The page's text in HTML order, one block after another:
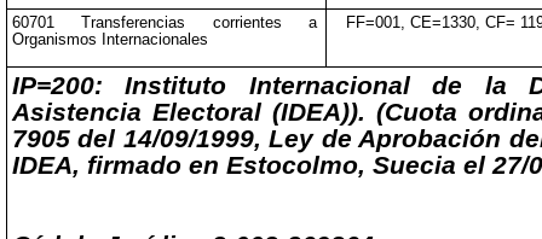
60701 Transferencias corrientes a
Organismos Internacionales
FF=001, CE=1330, CF=
IP=200: Instituto Internacional de la
Asistencia Electoral (IDEA)). (Cuota
7905 del 14/09/1999, Ley de Aprobación
IDEA, firmado en Estocolmo, Suecia el 27/